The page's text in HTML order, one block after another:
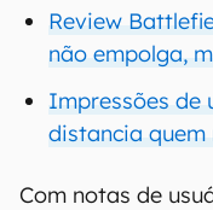
Review
não empolga,
Impressões de
distancia quem
Com notas de